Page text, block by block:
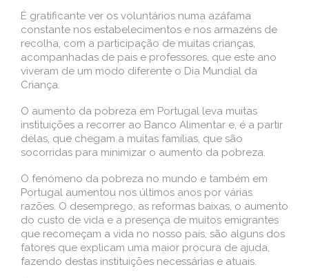
É gratificante ver os voluntários numa azáfama
constante nos estabelecimentos e nos armazéns de
recolha, com a participação de muitas crianças,
acompanhadas de pais e professores, que este ano
viveram de um modo diferente o Dia Mundial da
Criança.
O aumento da pobreza em Portugal leva muitas
instituições a recorrer ao Banco Alimentar e, é a partir
delas, que chegam a muitas famílias, que são
socorridas para minimizar o aumento da pobreza.
O fenómeno da pobreza no mundo e também em
Portugal aumentou nos últimos anos por várias
razões. O desemprego, as reformas baixas, o aumento
do custo de vida e a presença de muitos emigrantes
que recomeçam a vida no nosso país, são alguns dos
fatores que explicam uma maior procura de ajuda,
fazendo destas instituições necessárias e atuais.